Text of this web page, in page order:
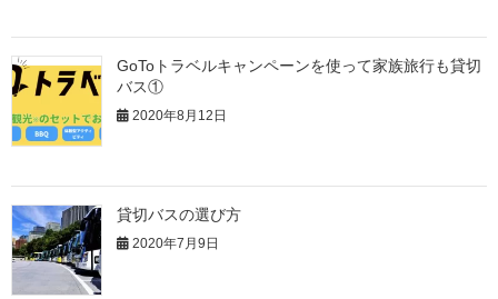
GoToトラベルキャンペーンを使って家族旅行も貸切
バス①
2020年8月12日
貸切バスの選び方
2020年7月9日